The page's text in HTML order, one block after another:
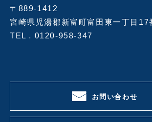
〒889-1412
宮崎県児湯郡新富町富田東一丁目17
TEL . 0120-958-347
お問い合わせ